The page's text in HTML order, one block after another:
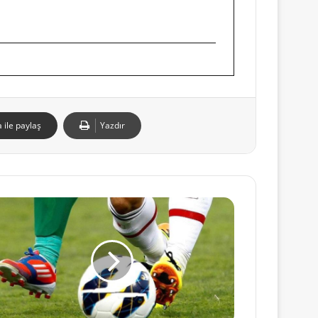
ile paylaş Yazdır